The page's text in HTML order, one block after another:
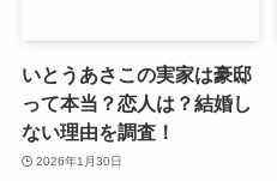
いとうあさこの実家は豪邸
って本当？恋人は？結婚し
ない理由を調査！
2026年1月30日